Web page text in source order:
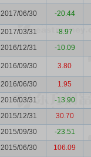
2017/06/30 -20.44
2017/03/31 -8.97
2016/12/31
-10.09
2016/09/30 3.80
2016/06/30 1.95
2016/03/31
-13.90
2015/12/31
30.70
2015/09/30
-23.51
2015/06/30
106.09